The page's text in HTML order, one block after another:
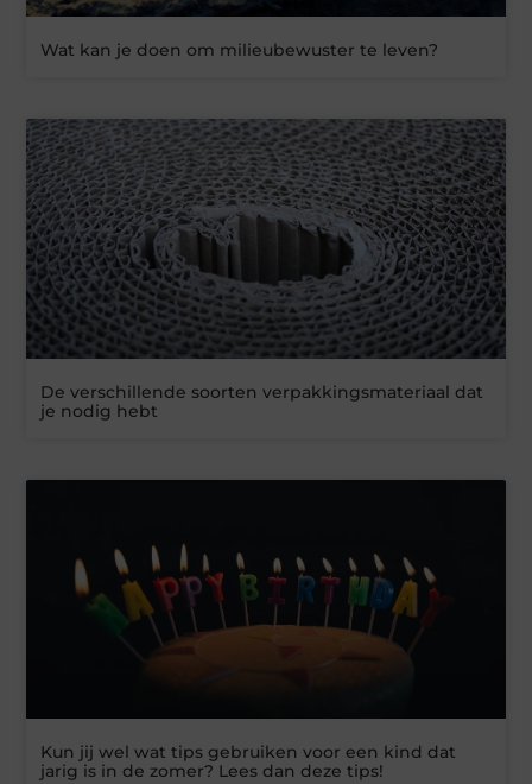
Wat kan je doen om milieubewuster te leven?
De verschillende soorten verpakkingsmateriaal dat
je nodig hebt
Kun jij wel wat tips gebruiken voor een kind dat
jarig is in de zomer? Lees dan deze tips!